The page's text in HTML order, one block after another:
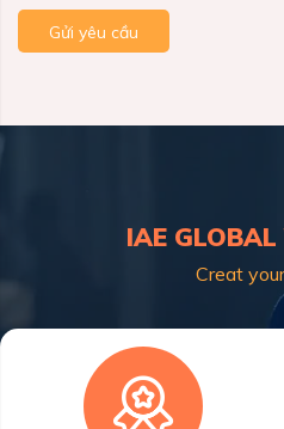
Gửi yêu cầu
IAE
Creat